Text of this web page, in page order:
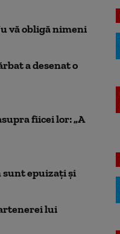
vă obligă nimeni
a desenat o
fiicei lor: „A
sunt epuizați și
lui